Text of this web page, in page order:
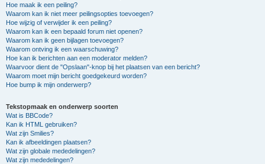
Hoe maak ik een peiling?
Waarom kan ik niet meer peilingsopties toevoegen?
Hoe wijzig of verwijder ik een peiling?
Waarom kan ik een bepaald forum niet openen?
Waarom kan ik geen bijlagen toevoegen?
Waarom ontving ik een waarschuwing?
Hoe kan ik berichten aan een moderator melden?
Waarvoor dient de "Opslaan"-knop bij het plaatsen van een bericht?
Waarom moet mijn bericht goedgekeurd worden?
Hoe bump ik mijn onderwerp?
Tekstopmaak en onderwerp soorten
Wat is BBCode?
Kan ik HTML gebruiken?
Wat zijn Smilies?
Kan ik afbeeldingen plaatsen?
Wat zijn globale mededelingen?
Wat zijn mededelingen?